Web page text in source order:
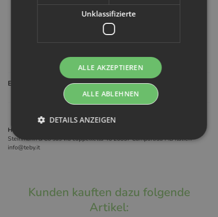
deutliche Abdrücke.
07.12.2021
Einträge insgesamt: 2
Hersteller gemäß GPSR
Steinmann & Co sas via cappelletta 46 20857 Camparada MB Italien
info@teby.it
Kunden kauften dazu folgende
Artikel:
Unklassifizierte
ALLE AKZEPTIEREN
ALLE ABLEHNEN
DETAILS ANZEIGEN